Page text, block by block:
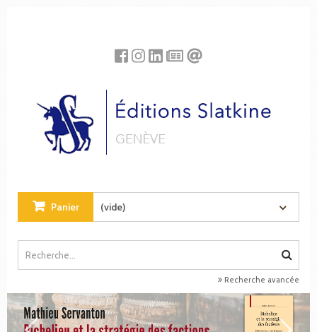
Panier (vide)
Recherche avancée